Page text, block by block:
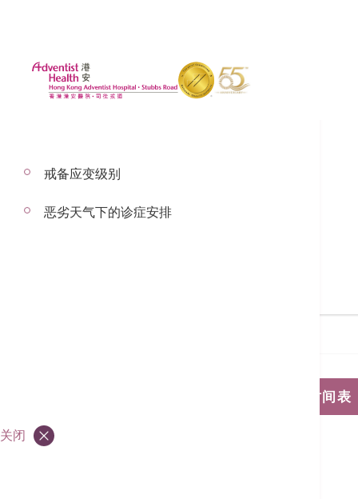
搜寻医生
浏览门诊诊症时间表
戒备应变级别
恶劣天气下的诊症安排
关闭